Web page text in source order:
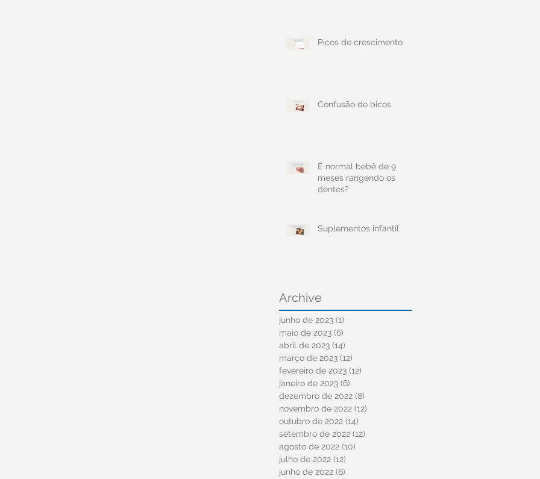
Picos de crescimento
Confusão de bicos
É normal bebê de 9
meses rangendo os
dentes?
Suplementos infantil
Archive
junho de 2023 (1)
maio de 2023 (6)
abril de 2023 (14)
março de 2023 (12)
fevereiro de 2023 (12)
janeiro de 2023 (6)
dezembro de 2022 (8)
novembro de 2022 (12)
outubro de 2022 (14)
setembro de 2022 (12)
agosto de 2022 (10)
julho de 2022 (12)
junho de 2022 (6)